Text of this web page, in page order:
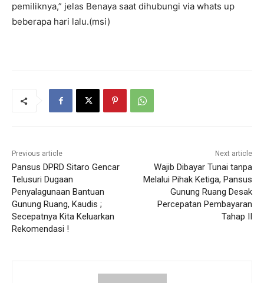
pemiliknya,” jelas Benaya saat dihubungi via whats up
beberapa hari lalu.(msi)
Previous article
Pansus DPRD Sitaro Gencar
Telusuri Dugaan
Penyalagunaan Bantuan
Gunung Ruang, Kaudis ;
Secepatnya Kita Keluarkan
Rekomendasi !
Next article
Wajib Dibayar Tunai tanpa
Melalui Pihak Ketiga, Pansus
Gunung Ruang Desak
Percepatan Pembayaran
Tahap II